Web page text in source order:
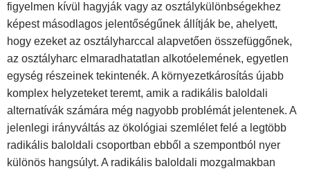
figyelmen kívül hagyják vagy az osztálykülönbségekhez
képest másodlagos jelentőségűnek állítják be, ahelyett,
hogy ezeket az osztályharccal alapvetően összefüggőnek,
az osztályharc elmaradhatatlan alkotóelemének, egyetlen
egység részeinek tekintenék. A környezetkárosítás újabb
komplex helyzeteket teremt, amik a radikális baloldali
alternatívák számára még nagyobb problémát jelentenek. A
jelenlegi irányváltás az ökológiai szemlélet felé a legtöbb
radikális baloldali csoportban ebből a szempontból nyer
különös hangsúlyt. A radikális baloldali mozgalmakban